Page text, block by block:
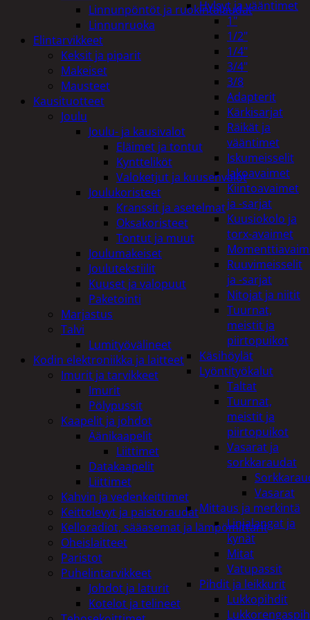
Hylsyt ja vääntimet
1"
1/2"
1/4"
3/4"
3/8
Adapterit
Kärkisarjat
Räikät ja
vääntimet
Iskumeisselit
Jakoavaimet
Kiintoavaimet
ja -sarjat
Kuusiokolo ja
torx-avaimet
Ruuvimeisselit
ja -sarjat
Nitojat ja niitit
Tuurnat,
meistit ja
piirtopuikot
Käsihöylät
Lyöntityökalut
Taltat
Tuurnat,
meistit ja
piirtopuikot
Vasarat ja
sorkkaraudat
Vasarat
Mittaus ja merkintä
Linjalangat ja
kynät
Mitat
Vatupassit
Pihdit ja leikkurit
Lukkopihdit
Linnunpöntöt ja ruokintalaudat
Linnunruoka
Elintarvikkeet
Keksit ja piparit
Makeiset
Mausteet
Kausituotteet
Joulu
Joulu- ja kausivalot
Eläimet ja tontut
Kyntteliköt
Valoketjut ja kuusenvalot
Joulukoristeet
Kranssit ja asetelmat
Oksakoristeet
Tontut ja muut
Joulumakeiset
Joulutekstiilit
Kuuset ja valopuut
Paketointi
Marjastus
Talvi
Lumityövälineet
Kodin elektroniikka ja laitteet
Imurit ja tarvikkeet
Imurit
Pölypussit
Kaapelit ja johdot
Äänikaapelit
Liittimet
Datakaapelit
Liittimet
Kahvin ja vedenkeittimet
Keittolevyt ja paistoraudat
Kelloradiot, sääasemat ja lämpömittarit
Oheislaitteet
Paristot
Puhelintarvikkeet
Johdot ja laturit
Kotelot ja telineet